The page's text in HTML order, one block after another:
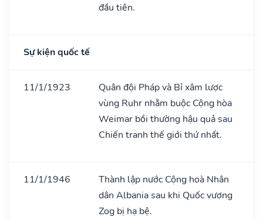
đầu tiên.
Sự kiện quốc tế
11/1/1923
Quân đội Pháp và Bỉ xâm lược
vùng Ruhr nhằm buộc Cộng hòa
Weimar bồi thường hậu quả sau
Chiến tranh thế giới thứ nhất.
11/1/1946
Thành lập nước Cộng hoà Nhân
dân Albania sau khi Quốc vương
Zog bị hạ bệ.